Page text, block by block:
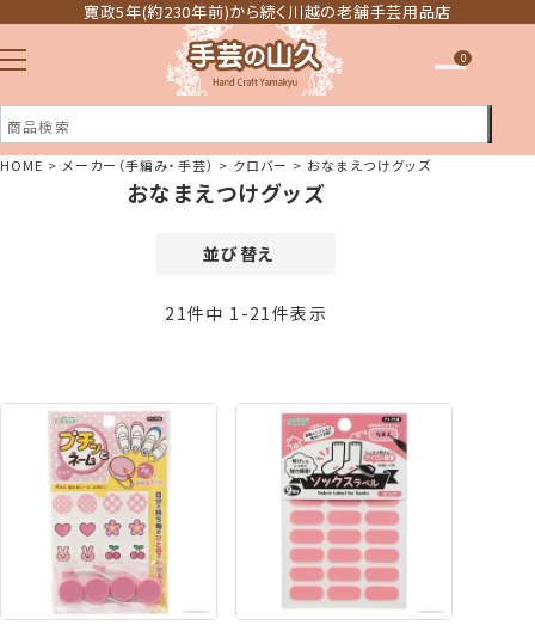
寛政5年(約230年前)から続く川越の老舗手芸用品店
注文履歴
0
HOME メーカー（手編み・手芸） クロバー おなまえつけグッズ
おなまえつけグッズ
並び替え
価格が高い順
おすすめ順
21件中 1 -21 件表示